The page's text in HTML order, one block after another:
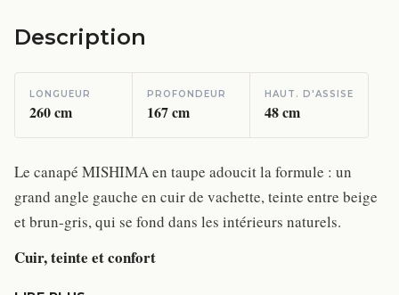
Description
LONGUEUR
260cm
PROFONDEUR
167cm
HAUT. D'ASSISE
48cm
Le canapé MISHIMA en taupe adoucit la formule : un
grand angle gauche en cuir de vachette, teinte entre beige
et brun-gris, qui se fond dans les intérieurs naturels.
Cuir, teinte et confort